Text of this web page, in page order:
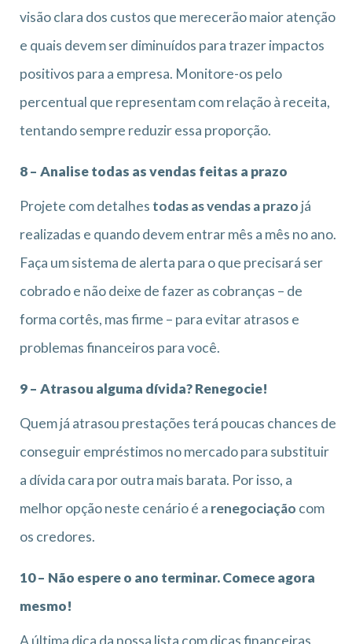
visão clara dos custos que merecerão maior atenção
e quais devem ser diminuídos para trazer impactos
positivos para a empresa. Monitore-os pelo
percentual que representam com relação à receita,
tentando sempre reduzir essa proporção.
8 – Analise todas as vendas feitas a prazo
Projete com detalhes todas as vendas a prazo já
realizadas e quando devem entrar mês a mês no ano.
Faça um sistema de alerta para o que precisará ser
cobrado e não deixe de fazer as cobranças – de
forma cortês, mas firme – para evitar atrasos e
problemas financeiros para você.
9 – Atrasou alguma dívida? Renegocie!
Quem já atrasou prestações terá poucas chances de
conseguir empréstimos no mercado para substituir
a dívida cara por outra mais barata. Por isso, a
melhor opção neste cenário é a renegociação com
os credores.
10 – Não espere o ano terminar. Comece agora
mesmo!